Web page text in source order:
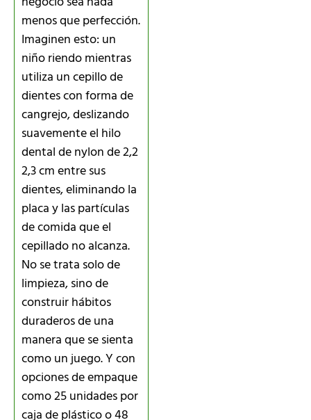
menos que perfección.
Imaginen esto: un
niño riendo mientras
utiliza un cepillo de
dientes con forma de
cangrejo, deslizando
suavemente el hilo
dental de nylon de 2,2
2,3 cm entre sus
dientes, eliminando la
placa y las partículas
de comida que el
cepillado no alcanza.
No se trata solo de
limpieza, sino de
construir hábitos
duraderos de una
manera que se sienta
como un juego. Y con
opciones de empaque
como 25 unidades por
caja de plástico o 48